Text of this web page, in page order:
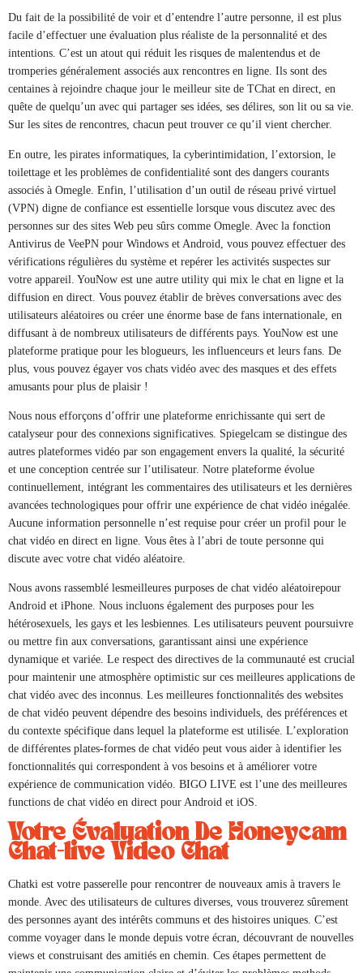
Du fait de la possibilité de voir et d’entendre l’autre personne, il est plus
facile d’effectuer une évaluation plus réaliste de la personnalité et des
intentions. C’est un atout qui réduit les risques de malentendus et de
tromperies généralement associés aux rencontres en ligne. Ils sont des
centaines à rejoindre chaque jour le meilleur site de TChat en direct, en
quête de quelqu’un avec qui partager ses idées, ses délires, son lit ou sa vie.
Sur les sites de rencontres, chacun peut trouver ce qu’il vient chercher.
En outre, les pirates informatiques, la cyberintimidation, l’extorsion, le
toilettage et les problèmes de confidentialité sont des dangers courants
associés à Omegle. Enfin, l’utilisation d’un outil de réseau privé virtuel
(VPN) digne de confiance est essentielle lorsque vous discutez avec des
personnes sur des sites Web peu sûrs comme Omegle. Avec la fonction
Antivirus de VeePN pour Windows et Android, vous pouvez effectuer des
vérifications régulières du système et repérer les activités suspectes sur
votre appareil. YouNow est une autre utility qui mix le chat en ligne et la
diffusion en direct. Vous pouvez établir de brèves conversations avec des
utilisateurs aléatoires ou créer une énorme base de fans internationale, en
diffusant à de nombreux utilisateurs de différents pays. YouNow est une
plateforme pratique pour les blogueurs, les influenceurs et leurs fans. De
plus, vous pouvez égayer vos chats vidéo avec des masques et des effets
amusants pour plus de plaisir !
Nous nous efforçons d’offrir une plateforme enrichissante qui sert de
catalyseur pour des connexions significatives. Spiegelcam se distingue des
autres plateformes vidéo par son engagement envers la qualité, la sécurité
et une conception centrée sur l’utilisateur. Notre plateforme évolue
continuellement, intégrant les commentaires des utilisateurs et les dernières
avancées technologiques pour offrir une expérience de chat vidéo inégalée.
Aucune information personnelle n’est requise pour créer un profil pour le
chat vidéo en direct en ligne. Vous êtes à l’abri de toute personne qui
discute avec votre chat vidéo aléatoire.
Nous avons rassemblé lesmeilleures purposes de chat vidéo aléatoirepour
Android et iPhone. Nous incluons également des purposes pour les
hétérosexuels, les gays et les lesbiennes. Les utilisateurs peuvent poursuivre
ou mettre fin aux conversations, garantissant ainsi une expérience
dynamique et variée. Le respect des directives de la communauté est crucial
pour maintenir une atmosphère optimistic sur ces meilleures applications de
chat vidéo avec des inconnus. Les meilleures fonctionnalités des websites
de chat vidéo peuvent dépendre des besoins individuels, des préférences et
du contexte spécifique dans lequel la plateforme est utilisée. L’exploration
de différentes plates-formes de chat vidéo peut vous aider à identifier les
fonctionnalités qui correspondent à vos besoins et à améliorer votre
expérience de communication vidéo. BIGO LIVE est l’une des meilleures
functions de chat vidéo en direct pour Android et iOS.
Votre Évaluation De Honeycam
Chat-live Video Chat
Chatki est votre passerelle pour rencontrer de nouveaux amis à travers le
monde. Avec des utilisateurs de cultures diverses, vous trouverez sûrement
des personnes ayant des intérêts communs et des histoires uniques. C’est
comme voyager dans le monde depuis votre écran, découvrant de nouvelles
views et construisant des amitiés en chemin. Ces étapes permettent de